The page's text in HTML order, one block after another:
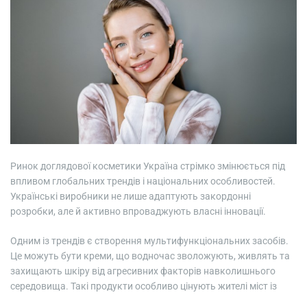
Ринок доглядової косметики Україна стрімко змінюється під
впливом глобальних трендів і національних особливостей.
Українські виробники не лише адаптують закордонні
розробки, але й активно впроваджують власні інновації.
Одним із трендів є створення мультифункціональних засобів.
Це можуть бути креми, що водночас зволожують, живлять та
захищають шкіру від агресивних факторів навколишнього
середовища. Такі продукти особливо цінують жителі міст із